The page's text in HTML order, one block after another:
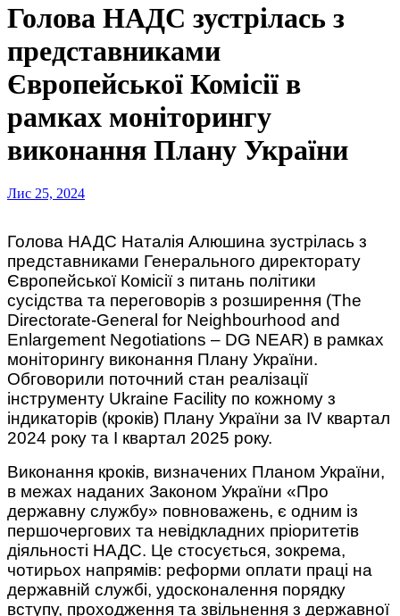
Голова НАДС зустрілась з
представниками
Європейської Комісії в
рамках моніторингу
виконання Плану України
Лис 25, 2024
Голова НАДС Наталія Алюшина зустрілась з
представниками Генерального директорату
Європейської Комісії з питань політики
сусідства та переговорів з розширення (The
Directorate-General for Neighbourhood and
Enlargement Negotiations – DG NEAR) в рамках
моніторингу виконання Плану України.
Обговорили поточний стан реалізації
інструменту Ukraine Facility по кожному з
індикаторів (кроків) Плану України за IV квартал
2024 року та І квартал 2025 року.
Виконання кроків, визначених Планом України,
в межах наданих Законом України «Про
державну службу» повноважень, є одним із
першочергових та невідкладних пріоритетів
діяльності НАДС. Це стосується, зокрема,
чотирьох напрямів: реформи оплати праці на
державній службі, удосконалення порядку
вступу, проходження та звільнення з державної